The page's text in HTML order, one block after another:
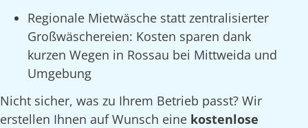
Regionale Mietwäsche statt zentralisierter
Großwäschereien: Kosten sparen dank
kurzen Wegen in Rossau bei Mittweida und
Umgebung
Nicht sicher, was zu Ihrem Betrieb passt? Wir
erstellen Ihnen auf Wunsch eine kostenlose